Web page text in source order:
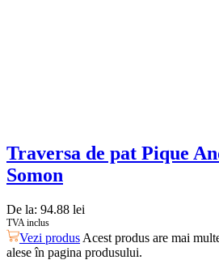
Traversa de pat Pique
Somon
De la: 94.88 lei
TVA inclus
Vezi produs Acest produs are mai
alese în pagina produsului.